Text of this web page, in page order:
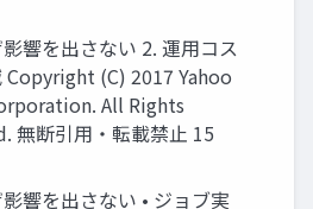
響を出さない 2. 運用コス
Copyright (C) 2017 Yahoo
All Rights
無断引用・転載禁止 15
響を出さない • ジョブ実